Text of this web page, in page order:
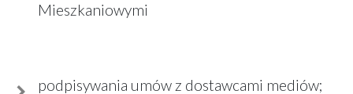
Mieszkaniowymi
podpisywania umów z dostawcami mediów;